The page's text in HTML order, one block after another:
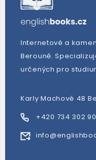
Internetové a
Berouně.
určených pro
Karly Machové 48
+420 734 302